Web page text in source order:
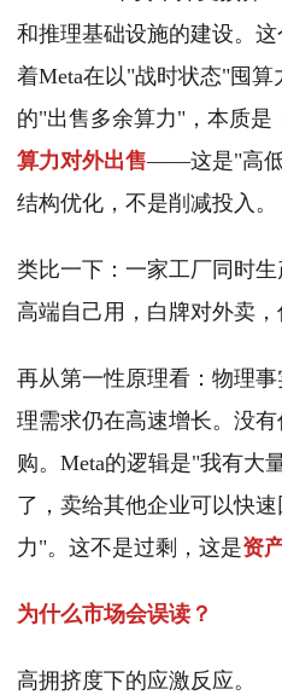
和推理基础设施的建设。
着Meta在以"战时状态"囤算
的"出售多余算力"，本质是
算力对外出售——这是"高低
结构优化，不是削减投入。
类比一下：一家工厂同时
高端自己用，白牌对外卖
再从第一性原理看：物理
理需求仍在高速增长。没
购。Meta的逻辑是"我有大
了，卖给其他企业可以快
力"。这不是过剩，这是资
为什么市场会误读？
高拥挤度下的应激反应。